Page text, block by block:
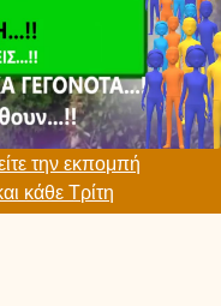
την εκπομπή
κάθε Τρίτη